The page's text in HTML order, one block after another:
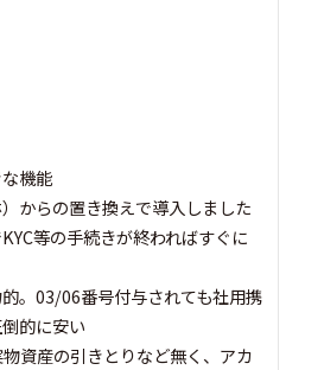
機能
からの置き換えで導入しました
等の手続きが終わればすぐに
。03/06番号付与されても社用携
的に安い
資産の引きとりなど無く、アカ